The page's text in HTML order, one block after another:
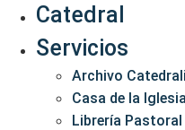
Catedral
Servicios
Archivo
Casa de la Iglesia
Librería Pastoral